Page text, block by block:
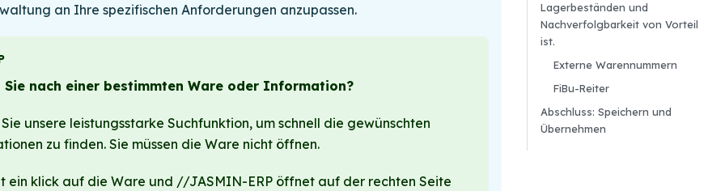
an Ihre spezifischen Anforderungen anzupassen.
Sie nach einer bestimmten Ware oder Information?
unsere leistungsstarke Suchfunktion, um schnell die gewünschten
zu finden. Sie müssen die Ware nicht öffnen.
ein klick auf die Ware und //JASMIN-ERP öffnet auf der rechten Seite
Lagerbeständen und
Nachverfolgbarkeit von Vorteil
ist.
Externe Warennummern
FiBu-Reiter
Abschluss: Speichern und
Übernehmen